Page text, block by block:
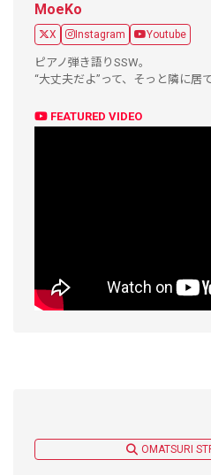
MoeKo
X Instagram Youtube
ピアノ弾き語りSSW。
“大丈夫だよ”って、そっと隣に居
FEATURED VIDEO
OMATSURI